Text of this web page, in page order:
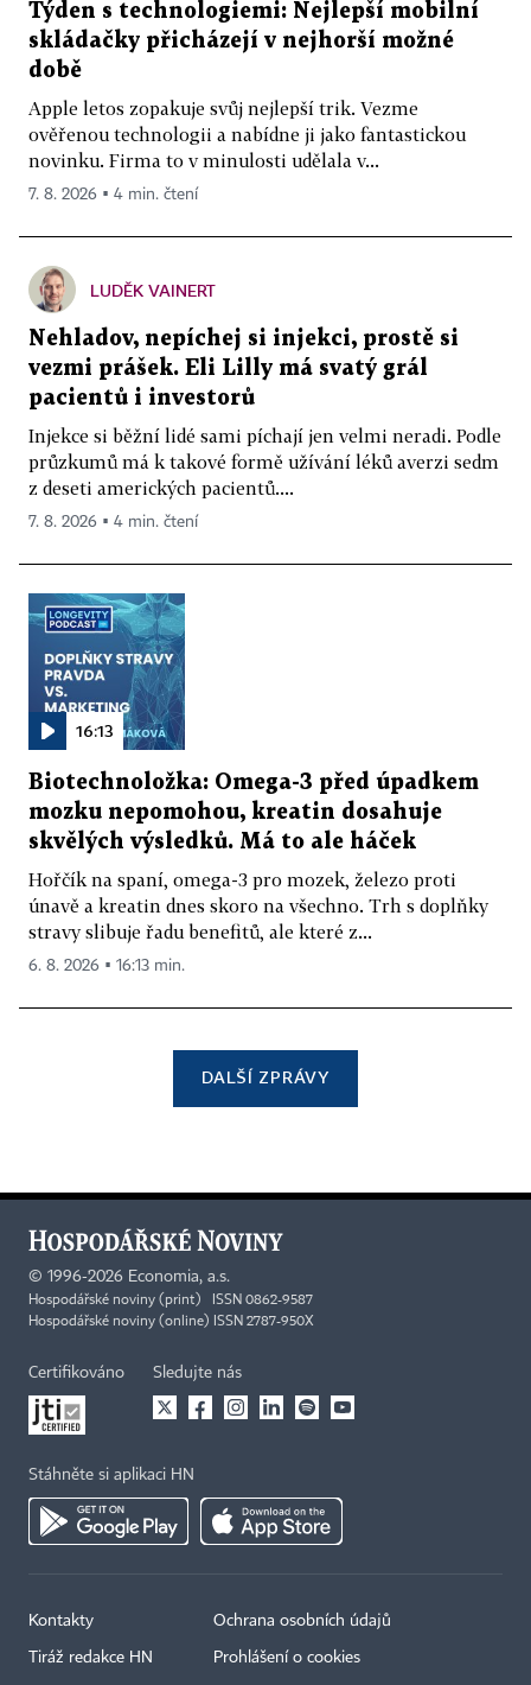
Týden s technologiemi: Nejlepší mobilní
skládačky přicházejí v nejhorší možné
době
Apple letos zopakuje svůj nejlepší trik. Vezme
ověřenou technologii a nabídne ji jako fantastickou
novinku. Firma to v minulosti udělala v...
7. 8. 2026 ▪ 4 min. čtení
LUDĚK VAINERT
Nehladov, nepíchej si injekci, prostě si
vezmi prášek. Eli Lilly má svatý grál
pacientů i investorů
Injekce si běžní lidé sami píchají jen velmi neradi. Podle
průzkumů má k takové formě užívání léků averzi sedm
z deseti amerických pacientů....
7. 8. 2026 ▪ 4 min. čtení
16:13
Biotechnoložka: Omega-3 před úpadkem
mozku nepomohou, kreatin dosahuje
skvělých výsledků. Má to ale háček
Hořčík na spaní, omega-3 pro mozek, železo proti
únavě a kreatin dnes skoro na všechno. Trh s doplňky
stravy slibuje řadu benefitů, ale které z...
6. 8. 2026 ▪ 16:13 min.
DALŠÍ ZPRÁVY
© 1996-2026 Economia, a.s.
Hospodářské noviny (print) ISSN 0862-9587
Hospodářské noviny (online) ISSN 2787-950X
Certifikováno Sledujte nás
Stáhněte si aplikaci HN
Kontakty
Tiráž redakce HN
Ochrana osobních údajů
Prohlášení o cookies